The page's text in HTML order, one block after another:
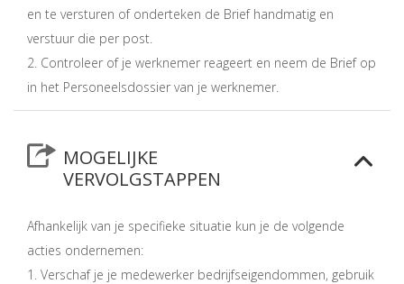
en te versturen of onderteken de Brief handmatig en
verstuur die per post.
2. Controleer of je werknemer reageert en neem de Brief op
in het Personeelsdossier van je werknemer.
MOGELIJKE
VERVOLGSTAPPEN
Afhankelijk van je specifieke situatie kun je de volgende
acties ondernemen:
1. Verschaf je je medewerker bedrijfseigendommen, gebruik